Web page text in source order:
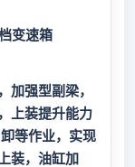
变速箱
加强型副梁，
上装提升能力
等作业，实现
装，油缸加